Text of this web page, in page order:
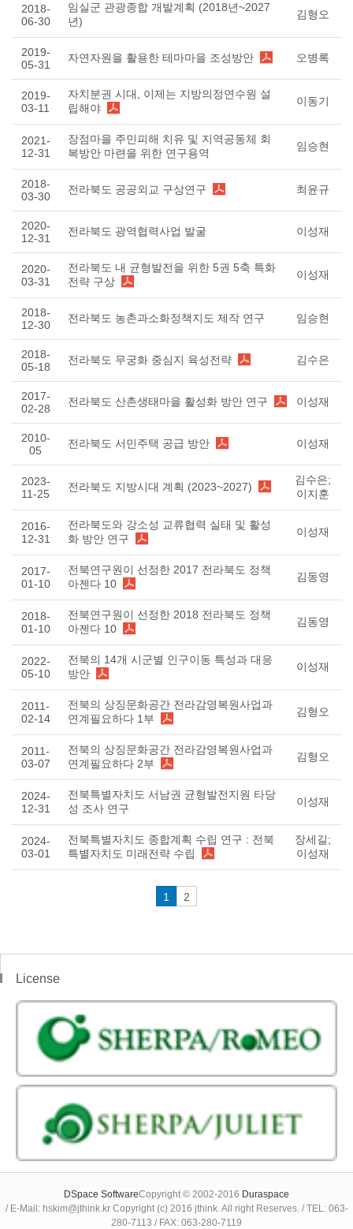
2018-
06-30
임실군 관광종합 개발계획 (2018년~2027
년)
김형오
2019-
05-31
자연자원을 활용한 테마마을 조성방안 오병록
2019-
03-11
자치분권 시대, 이제는 지방의정연수원 설
립해야
이동기
2021-
12-31
장점마을 주민피해 치유 및 지역공동체 회
복방안 마련을 위한 연구용역
임승현
2018-
03-30
전라북도 공공외교 구상연구 최윤규
2020-
12-31
전라북도 광역협력사업 발굴 이성재
2020-
03-31
전라북도 내 균형발전을 위한 5권 5축 특화
전략 구상
이성재
2018-
12-30
전라북도 농촌과소화정책지도 제작 연구 임승현
2018-
05-18
전라북도 무궁화 중심지 육성전략 김수은
2017-
02-28
전라북도 산촌생태마을 활성화 방안 연구 이성재
2010-
05
전라북도 서민주택 공급 방안 이성재
2023-
11-25
전라북도 지방시대 계획 (2023~2027)
김수은;
이지훈
2016-
12-31
전라북도와 강소성 교류협력 실태 및 활성
화 방안 연구
이성재
2017-
01-10
전북연구원이 선정한 2017 전라북도 정책
아젠다 10
김동영
2018-
01-10
전북연구원이 선정한 2018 전라북도 정책
아젠다 10
김동영
2022-
05-10
전북의 14개 시군별 인구이동 특성과 대응
방안
이성재
2011-
02-14
전북의 상징문화공간 전라감영복원사업과
연계필요하다 1부
김형오
2011-
03-07
전북의 상징문화공간 전라감영복원사업과
연계필요하다 2부
김형오
2024-
12-31
전북특별자치도 서남권 균형발전지원 타당
성 조사 연구
이성재
2024-
03-01
전북특별자치도 종합계획 수립 연구 : 전북
특별자치도 미래전략 수립
장세길;
이성재
1 2
License
DSpace SoftwareCopyright © 2002-2016 Duraspace
/ E-Mail: hskim@jthink.kr Copyright (c) 2016 jthink. All right Reserves. / TEL: 063-
280-7113 / FAX: 063-280-7119